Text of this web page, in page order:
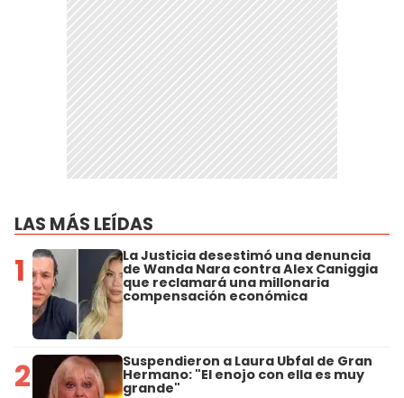
LAS MÁS LEÍDAS
1 La Justicia desestimó una denuncia
de Wanda Nara contra Alex Caniggia
que reclamará una millonaria
compensación económica
2 Suspendieron a Laura Ubfal de Gran
Hermano: "El enojo con ella es muy
grande"